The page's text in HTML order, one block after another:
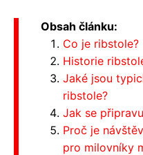
Obsah článku:
Co je ribstole?
Historie
Jaké jsou
ribstole?
Jak se
Proč je
pro milovníky